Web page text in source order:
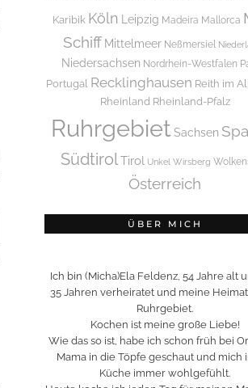
Karibik Köln Leipzig Madeira Mallorca
Schiff Mittelmeer Neßmersiel
Niedersachsen Nordrhein-Westfalen
Portugal Recklinghausen Reith im
Rheinland Rheinland-Pfalz
Ruhrgebiet Sachsen
SüdtirolTirol Unkel Wirsberg
Österreich
ÜBER MICH
Ich bin (Micha)Ela Feldenz, 54 Jahre alt
35 Jahren verheiratet und meine Heimat
Ruhrgebiet.
Kochen ist meine große Liebe!
Wie das so ist, habe ich schon früh bei
Mama in die Töpfe geschaut und mich
Küche immer wohlgefühlt.